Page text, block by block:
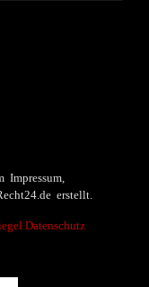
Impressum,
erstellt.